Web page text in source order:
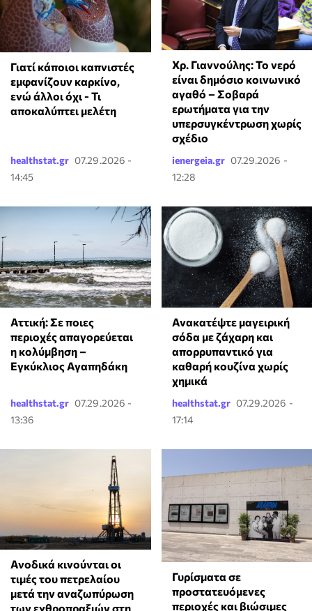
Γιατί κάποιοι καπνιστές
εμφανίζουν καρκίνο,
ενώ άλλοι όχι - Τι
αποκαλύπτει μελέτη
healthstat.gr 07.29.2026 -
14:45
Χρ. Γιαννούλης: Το νερό
είναι δημόσιο κοινωνικό
αγαθό – Σοβαρά
ερωτήματα για την
υπερσυγκέντρωση χωρίς
σχέδιο
ienergeia.gr 07.29.2026 -
12:28
Αττική: Σε ποιες
περιοχές απαγορεύεται
η κολύμβηση –
Εγκύκλιος Αγαπηδάκη
healthstat.gr 07.29.2026 -
13:36
Ανακατέψτε μαγειρική
σόδα με ζάχαρη και
απορρυπαντικό για
καθαρή κουζίνα χωρίς
χημικά
healthstat.gr 07.29.2026 -
17:14
Ανοδικά κινούνται οι
τιμές του πετρελαίου
μετά την αναζωπύρωση
των εχθροπραξιών στη
Γυρίσματα σε
προστατευόμενες
περιοχές και βιώσιμες